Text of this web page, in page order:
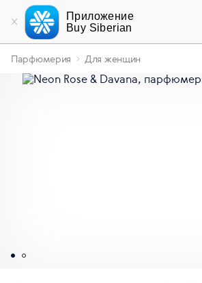
Приложение
Buy Siberian
Парфюмерия Для женщин